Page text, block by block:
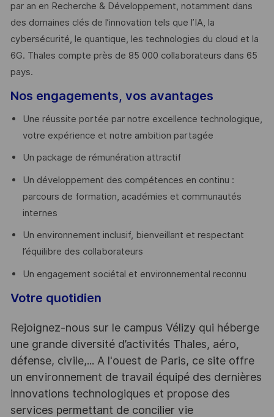
par an en Recherche & Développement, notamment dans
des domaines clés de l’innovation tels que l’IA, la
cybersécurité, le quantique, les technologies du cloud et la
6G. Thales compte près de 85 000 collaborateurs dans 65
pays. ​
Nos engagements, vos avantages
Une réussite portée par notre excellence technologique,
votre expérience et notre ambition partagée
Un package de rémunération attractif
Un développement des compétences en continu :
parcours de formation, académies et communautés
internes
Un environnement inclusif, bienveillant et respectant
l’équilibre des collaborateurs
Un engagement sociétal et environnemental reconnu
Votre quotidien
Rejoignez-nous sur le campus Vélizy qui héberge
une grande diversité d’activités Thales, aéro,
défense, civile,... A l'ouest de Paris, ce site offre
un environnement de travail équipé des dernières
innovations technologiques et propose des
services permettant de concilier vie